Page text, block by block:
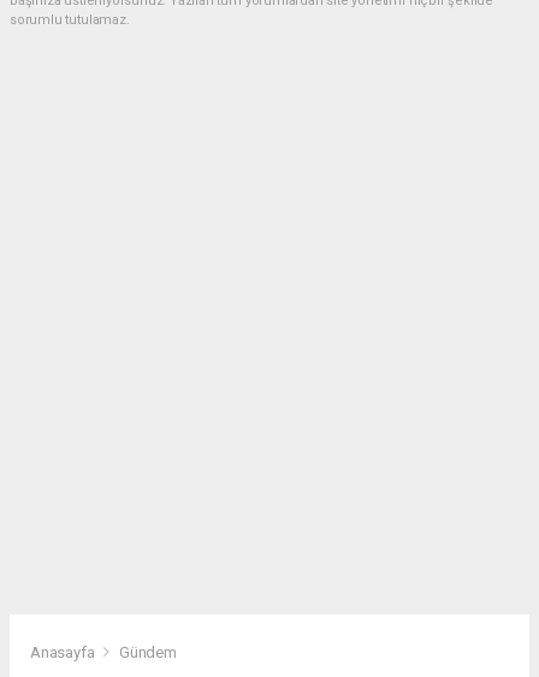
sorumlu tutulamaz.
Anasayfa Gündem